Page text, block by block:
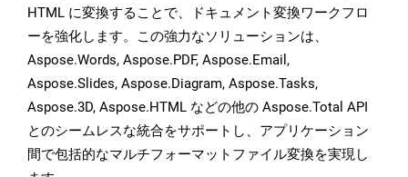
HTML に変換することで、ドキュメント変換ワークフロ
ーを強化します。この強力なソリューションは、
Aspose.Words, Aspose.PDF, Aspose.Email,
Aspose.Slides, Aspose.Diagram, Aspose.Tasks,
Aspose.3D, Aspose.HTML などの他の Aspose.Total API
とのシームレスな統合をサポートし、アプリケーション
間で包括的なマルチフォーマットファイル変換を実現し